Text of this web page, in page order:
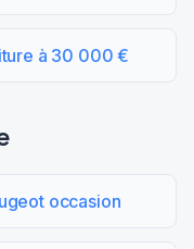
à 30 000 €
occasion